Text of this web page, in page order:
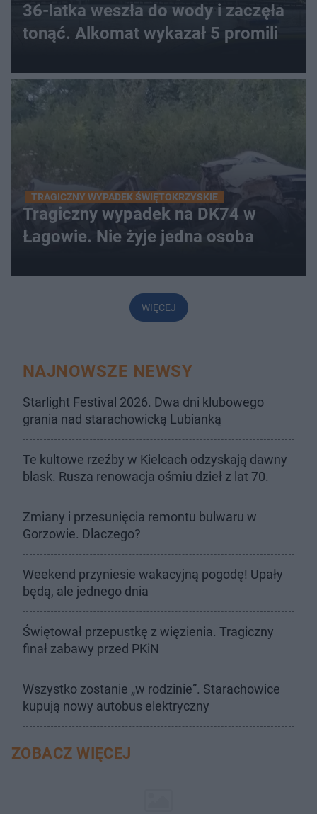
36-latka weszła do wody i zaczęła
tonąć. Alkomat wykazał 5 promili
TRAGICZNY WYPADEK ŚWIĘTOKRZYSKIE
Tragiczny wypadek na DK74 w
Łagowie. Nie żyje jedna osoba
WIĘCEJ
NAJNOWSZE NEWSY
Starlight Festival 2026. Dwa dni klubowego
grania nad starachowicką Lubianką
Te kultowe rzeźby w Kielcach odzyskają dawny
blask. Rusza renowacja ośmiu dzieł z lat 70.
Zmiany i przesunięcia remontu bulwaru w
Gorzowie. Dlaczego?
Weekend przyniesie wakacyjną pogodę! Upały
będą, ale jednego dnia
Świętował przepustkę z więzienia. Tragiczny
finał zabawy przed PKiN
Wszystko zostanie „w rodzinie”. Starachowice
kupują nowy autobus elektryczny
ZOBACZ WIĘCEJ